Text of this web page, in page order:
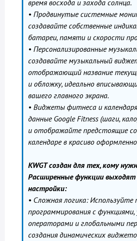
время восхода и захода солнца.
• Продвинутые системные
создавайте собственные
батареи, памяти и скорости
• Персонализированные
создавайте музыкальный
отображающий название
и обложку, идеально
вашего главного экрана.
• Виджеты фитнеса и
данные Google Fitness (шаги,
и отображайте предстоящие
календаре в красиво
KWGT создан для тех, кому
Расширенные функции выходят
настройки:
• Сложная логика: Используйте
программирования с
операторами и глобальными
создания динамических